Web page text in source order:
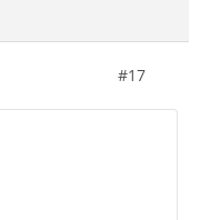
#17